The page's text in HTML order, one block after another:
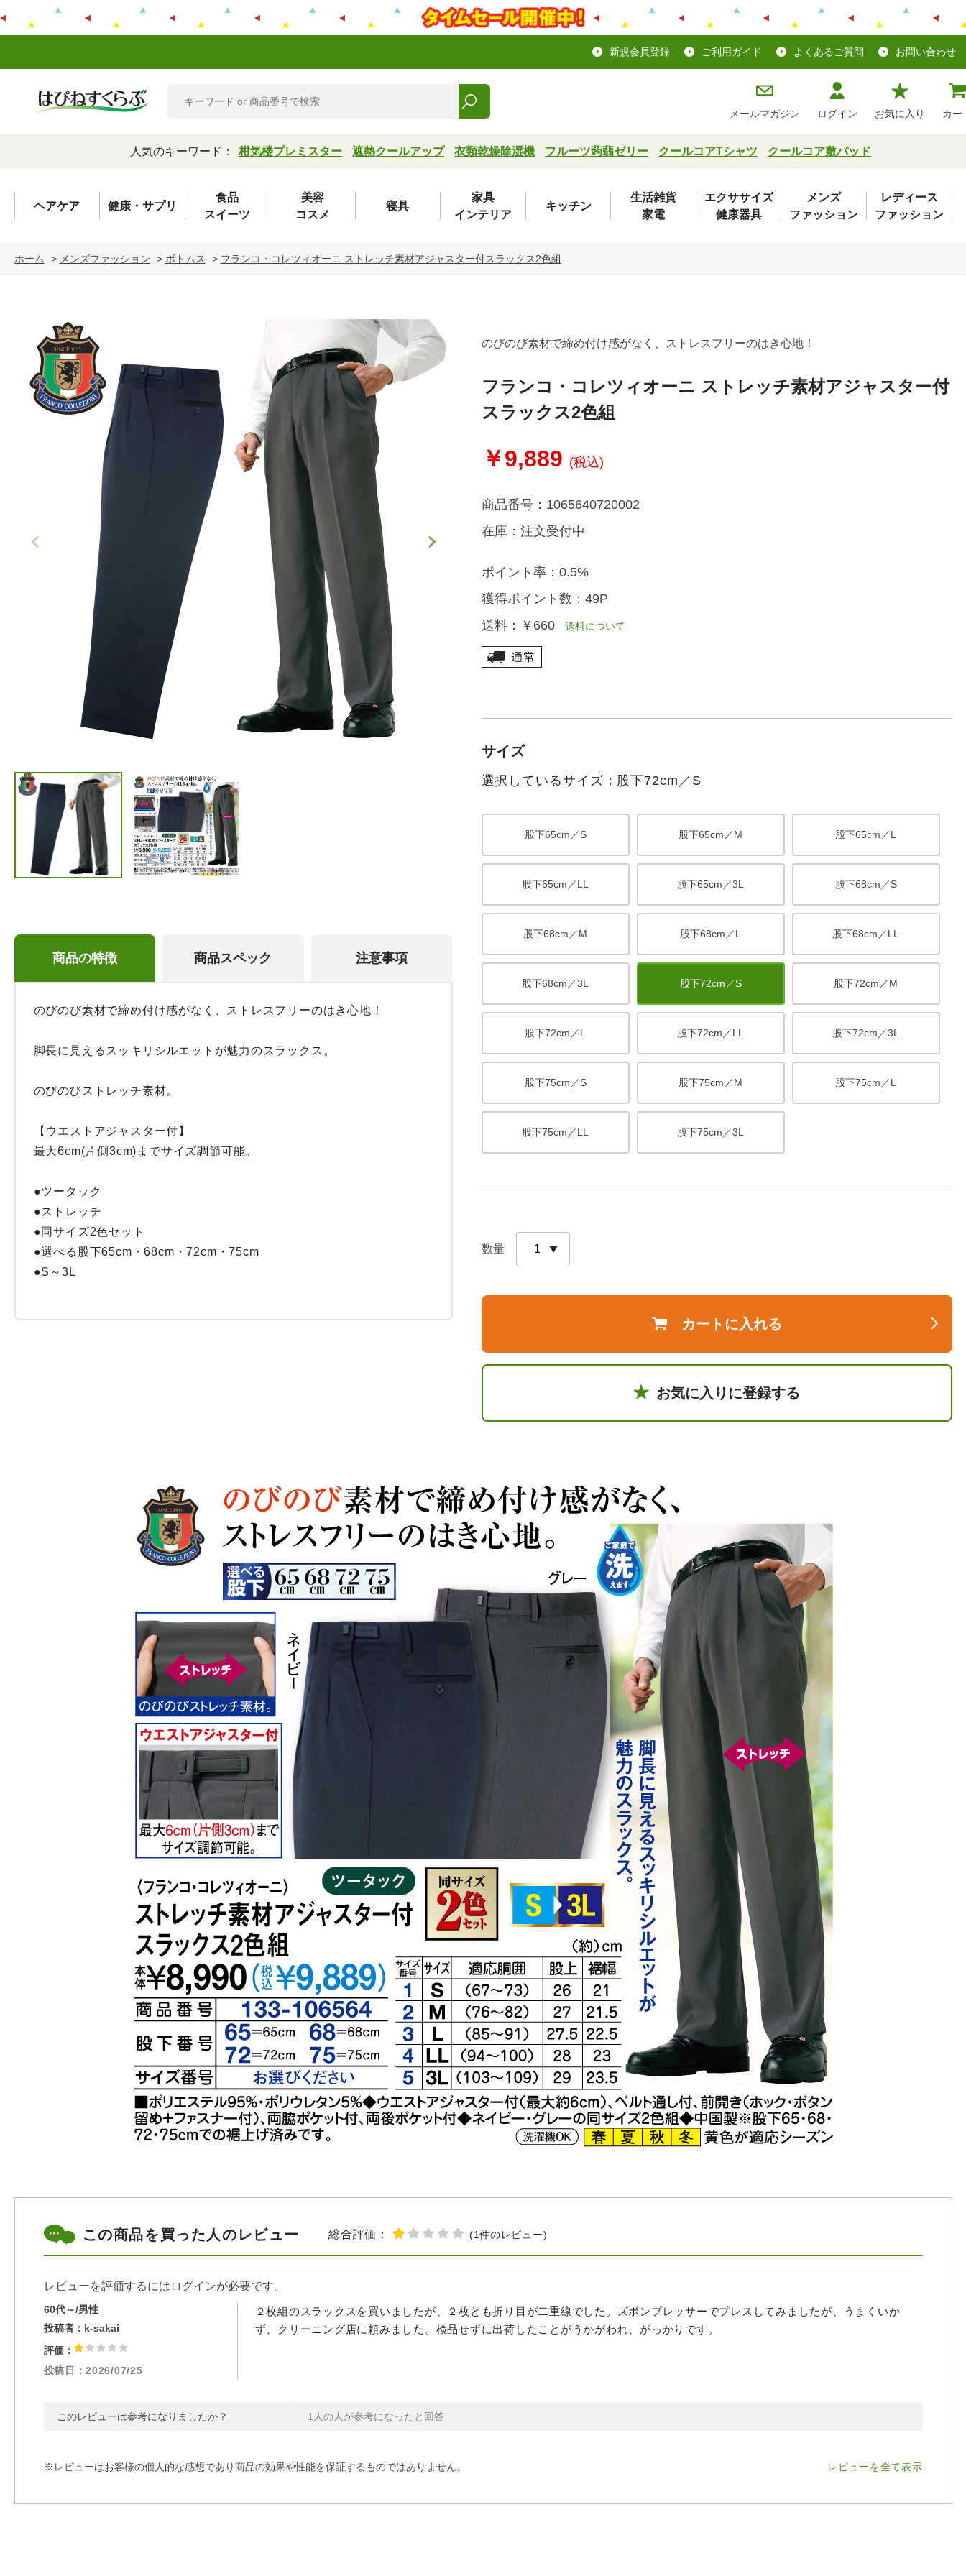
新規会員登録 ご利用ガイド よくあるご質問 お問い合わせ
メールマガジン ログイン お気に入り カー
人気のキーワード： 柑気楼プレミスター 遮熱クールアップ 衣類乾燥除湿機 フルーツ蒟蒻ゼリー クールコアTシャツ クールコア敷パッド
ヘアケア 健康・サプリ
食品
スイーツ
美容
コスメ
寝具
家具
インテリア
キッチン
生活雑貨
家電
エクササイズ
健康器具
メンズ
ファッション
レディース
ファッション
ホーム > メンズファッション > ボトムス > フランコ・コレツィオーニ ストレッチ素材アジャスター付スラックス2色組
商品の特徴 商品スペック 注意事項
のびのび素材で締め付け感がなく、ストレスフリーのはき心地！
脚長に見えるスッキリシルエットが魅力のスラックス。
のびのびストレッチ素材。
【ウエストアジャスター付】
最大6cm(片側3cm)までサイズ調節可能。
●ツータック
●ストレッチ
●同サイズ2色セット
●選べる股下65cm・68cm・72cm・75cm
●S～3L
のびのび素材で締め付け感がなく、ストレスフリーのはき心地！
フランコ・コレツィオーニ ストレッチ素材アジャスター付
スラックス2色組
￥9,889 (税込)
商品番号： 1065640720002
在庫： 注文受付中
ポイント率： 0.5%
獲得ポイント数： 49P
送料： ￥660送料について
サイズ
選択しているサイズ：股下72cm／S
股下65cm／S 股下65cm／M 股下65cm／L
股下65cm／LL 股下65cm／3L 股下68cm／S
股下68cm／M 股下68cm／L 股下68cm／LL
股下68cm／3L 股下72cm／S 股下72cm／M
股下72cm／L 股下72cm／LL 股下72cm／3L
股下75cm／S 股下75cm／M 股下75cm／L
股下75cm／LL 股下75cm／3L
数量
カートに入れる
お気に入りに登録する
この商品を買った人のレビュー 総合評価： (1件のレビュー)
レビューを評価するには ログインが必要です。
60代～/男性
投稿者： k-sakai
評価：
投稿日：2026/07/25
２枚組のスラックスを買いましたが、２枚とも折り目が二重線でした。ズボンプレッサーでプレスしてみましたが、うまくいか
ず、クリーニング店に頼みました。検品せずに出荷したことがうかがわれ、がっかりです。
このレビューは参考になりましたか？ 1 人の人が参考になったと回答
※レビューはお客様の個人的な感想であり商品の効果や性能を保証するものではありません。 レビューを全て表示